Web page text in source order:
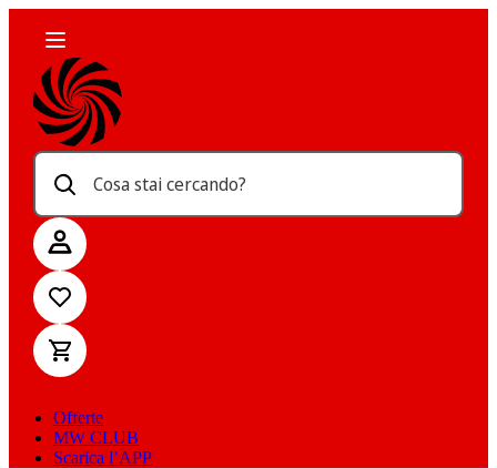
Cosa stai cercando?
Offerte
MW CLUB
Scarica l’APP